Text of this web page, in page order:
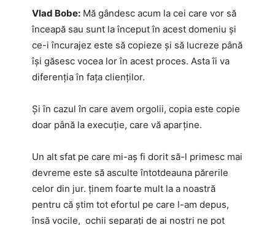
Vlad Bobe: Mă gândesc acum la cei care vor să
înceapă sau sunt la început în acest domeniu și
ce-i încurajez este să copieze și să lucreze până
își găsesc vocea lor în acest proces. Asta îi va
diferenția în fața clienților.
Și în cazul în care avem orgolii, copia este copie
doar până la execuție, care vă aparține.
Un alt sfat pe care mi-aș fi dorit să-l primesc mai
devreme este să asculte întotdeauna părerile
celor din jur. ținem foarte mult la a noastră
pentru că știm tot efortul pe care l-am depus,
însă vocile, ochii separați de ai noștri ne pot